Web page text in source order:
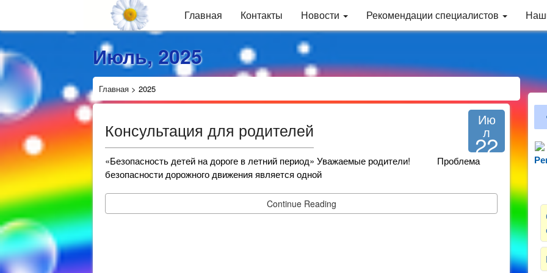
Главная Контакты Новости Рекомендации специалистов
Июль, 2025
Главная > 2025
Консультация для родителей Ию
л
22
«Безопасность детей на дороге в летний период» Уважаемые родители! Проблема
безопасности дорожного движения является одной
Continue Reading